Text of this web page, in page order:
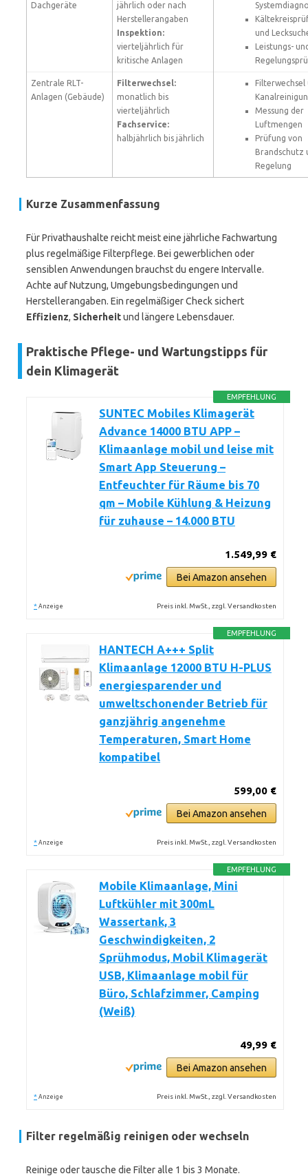
Dachgeräte
jährlich oder nach
Herstellerangaben
Inspektion:
vierteljährlich für
kritische Anlagen
und
Leistungs-
Zentrale RLT-
Anlagen (Gebäude)
Filterwechsel:
monatlich bis
vierteljährlich
Fachservice:
halbjährlich bis jährlich
Filterwechsel
Messung der
Luftmengen
Prüfung von
Brandschutz
Regelung
Kurze Zusammenfassung
Für Privathaushalte reicht meist eine jährliche Fachwartung
plus regelmäßige Filterpflege. Bei gewerblichen oder
sensiblen Anwendungen brauchst du engere Intervalle.
Achte auf Nutzung, Umgebungsbedingungen und
Herstellerangaben. Ein regelmäßiger Check sichert
Effizienz, Sicherheitund längere Lebensdauer.
Praktische Pflege- und Wartungstipps für
dein Klimagerät
EMPFEHLUNG
SUNTEC Mobiles Klimagerät
Advance 14000 BTU APP –
Klimaanlage mobil und leise mit
Smart App Steuerung –
Entfeuchter für Räume bis 70
qm – Mobile Kühlung & Heizung
für zuhause – 14.000 BTU
1.549,99 €
Bei Amazon ansehen
* Anzeige Preis inkl. MwSt., zzgl. Versandkosten
EMPFEHLUNG
HANTECH A+++ Split
Klimaanlage 12000 BTU H-PLUS
energiesparender und
umweltschonender Betrieb für
ganzjährig angenehme
Temperaturen, Smart Home
kompatibel
599,00 €
Bei Amazon ansehen
* Anzeige Preis inkl. MwSt., zzgl. Versandkosten
EMPFEHLUNG
Mobile Klimaanlage, Mini
Luftkühler mit 300mL
Wassertank, 3
Geschwindigkeiten, 2
Sprühmodus, Mobil Klimagerät
USB, Klimaanlage mobil für
Büro, Schlafzimmer, Camping
(Weiß)
49,99 €
Bei Amazon ansehen
* Anzeige Preis inkl. MwSt., zzgl. Versandkosten
Filter regelmäßig reinigen oder wechseln
Reinige oder tausche die Filter alle 1 bis 3 Monate.